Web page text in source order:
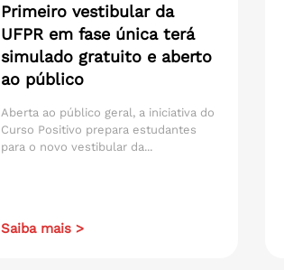
Primeiro vestibular da
UFPR em fase única terá
simulado gratuito e aberto
ao público
Aberta ao público geral, a iniciativa do
Curso Positivo prepara estudantes
para o novo vestibular da...
Saiba mais >